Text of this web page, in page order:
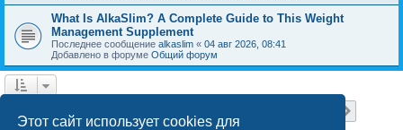
Этот сайт использует cookies для
What Is AlkaSlim? A Complete Guide to This Weight
Management Supplement
Последнее сообщение alkaslim « 04 авг 2026, 08:41
Добавлено в форуме Общий форум